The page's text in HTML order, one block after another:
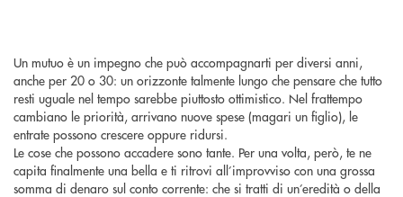
Un mutuo è un impegno che può accompagnarti per diversi anni,
anche per 20 o 30: un orizzonte talmente lungo che pensare che tutto
resti uguale nel tempo sarebbe piuttosto ottimistico. Nel frattempo
cambiano le priorità, arrivano nuove spese (magari un figlio), le
entrate possono crescere oppure ridursi.
Le cose che possono accadere sono tante. Per una volta, però, te ne
capita finalmente una bella e ti ritrovi all’improvviso con una grossa
somma di denaro sul conto corrente: che si tratti di un’eredità o della